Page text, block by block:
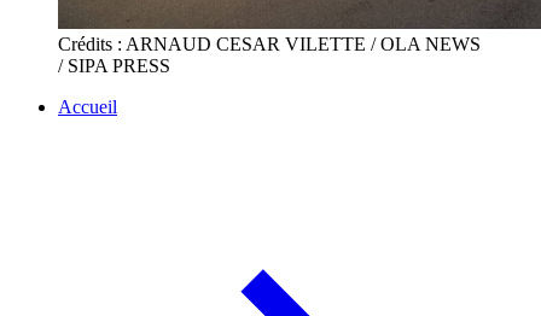
Crédits : ARNAUD CESAR VILETTE / OLA NEWS
/ SIPA PRESS
Accueil